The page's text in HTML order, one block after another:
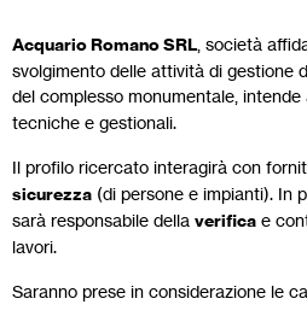
Acquario Romano SRL , società
svolgimento delle attività di gestione
del complesso monumentale, intende
tecniche e gestionali.
Il profilo ricercato interagirà con
sicurezza (di persone e impianti). In
sarà responsabile della verifica e
lavori.
Saranno prese in considerazione le